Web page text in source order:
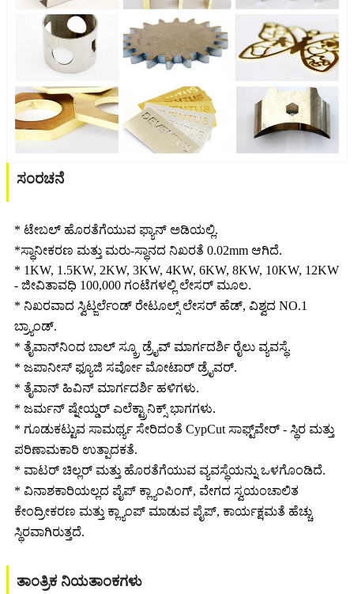
ಸಂರಚನೆ
* ಟೇಬಲ್ ಹೊರತೆಗೆಯುವ ಫ್ಯಾನ್ ಅಡಿಯಲ್ಲಿ.
*ಸ್ಥಾನೀಕರಣ ಮತ್ತು ಮರು-ಸ್ಥಾನದ ನಿಖರತೆ 0.02mm ಆಗಿದೆ.
* 1KW, 1.5KW, 2KW, 3KW, 4KW, 6KW, 8KW, 10KW, 12KW
- ಜೀವಿತಾವಧಿ 100,000 ಗಂಟೆಗಳಲ್ಲಿ ಲೇಸರ್ ಮೂಲ.
* ನಿಖರವಾದ ಸ್ವಿಟ್ಜರ್ಲೆಂಡ್ ರೇಟೂಲ್ಸ್ ಲೇಸರ್ ಹೆಡ್, ವಿಶ್ವದ NO.1
ಬ್ರ್ಯಾಂಡ್.
* ತೈವಾನ್‌ನಿಂದ ಬಾಲ್ ಸ್ಕ್ರೂ ಡ್ರೈವ್ ಮಾರ್ಗದರ್ಶಿ ರೈಲು ವ್ಯವಸ್ಥೆ.
* ಜಪಾನೀಸ್ ಫ್ಯೂಜಿ ಸರ್ವೋ ಮೋಟಾರ್ ಡ್ರೈವರ್.
* ತೈವಾನ್ ಹಿವಿನ್ ಮಾರ್ಗದರ್ಶಿ ಹಳಿಗಳು.
* ಜರ್ಮನ್ ಷ್ನೇಯ್ಡರ್ ಎಲೆಕ್ಟ್ರಾನಿಕ್ಸ್ ಭಾಗಗಳು.
* ಗೂಡುಕಟ್ಟುವ ಸಾಮರ್ಥ್ಯ ಸೇರಿದಂತೆ CypCut ಸಾಫ್ಟ್‌ವೇರ್ - ಸ್ಥಿರ ಮತ್ತು
ಪರಿಣಾಮಕಾರಿ ಉತ್ಪಾದಕತೆ.
* ವಾಟರ್ ಚಿಲ್ಲರ್ ಮತ್ತು ಹೊರತೆಗೆಯುವ ವ್ಯವಸ್ಥೆಯನ್ನು ಒಳಗೊಂಡಿದೆ.
* ವಿನಾಶಕಾರಿಯಲ್ಲದ ಪೈಪ್ ಕ್ಲ್ಯಾಂಪಿಂಗ್, ವೇಗದ ಸ್ವಯಂಚಾಲಿತ
ಕೇಂದ್ರೀಕರಣ ಮತ್ತು ಕ್ಲ್ಯಾಂಪ್ ಮಾಡುವ ಪೈಪ್, ಕಾರ್ಯಕ್ಷಮತೆ ಹೆಚ್ಚು
ಸ್ಥಿರವಾಗಿರುತ್ತದೆ.
ತಾಂತ್ರಿಕ ನಿಯತಾಂಕಗಳು